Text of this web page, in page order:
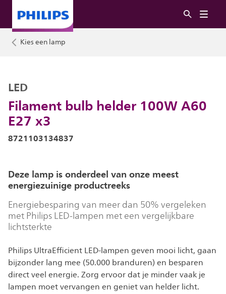
Kies een lamp
Filament bulb helder 100W A60
E27 x3
LED
8721103134837
Deze lamp is onderdeel van onze meest
energiezuinige productreeks
Energiebesparing van meer dan 50% vergeleken
met Philips LED-lampen met een vergelijkbare
lichtsterkte
Philips UltraEfficient LED-lampen geven mooi licht, gaan
bijzonder lang mee (50.000 branduren) en besparen
direct veel energie. Zorg ervoor dat je minder vaak je
lampen moet vervangen en geniet van helder licht.